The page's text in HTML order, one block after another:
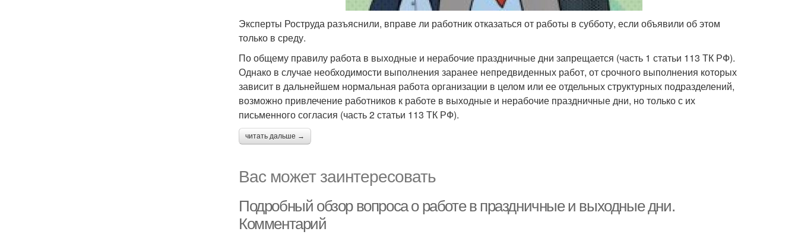
Эксперты Роструда разъяснили, вправе ли работник отказаться от работы в субботу, если объявили об этом
только в среду.
По общему правилу работа в выходные и нерабочие праздничные дни запрещается (часть 1 статьи 113 ТК РФ).
Однако в случае необходимости выполнения заранее непредвиденных работ, от срочного выполнения которых
зависит в дальнейшем нормальная работа организации в целом или ее отдельных структурных подразделений,
возможно привлечение работников к работе в выходные и нерабочие праздничные дни, но только с их
письменного согласия (часть 2 статьи 113 ТК РФ).
читать дальше →
Вас может заинтересовать
Подробный обзор вопроса о работе в праздничные и выходные дни.
Комментарий